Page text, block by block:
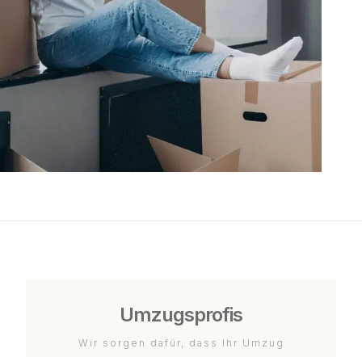
Umzugsprofis
Wir sorgen dafür, dass Ihr Umzug